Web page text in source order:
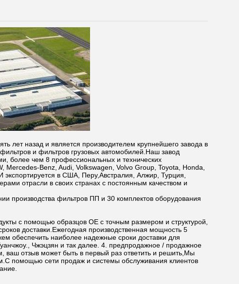
лет назад и является производителем крупнейшего завода в
и фильтров грузовых автомобилей.Наш завод
более чем 8 профессиональных и технических
Benz, Audi, Volkswagen, Volvo Group, Toyota, Honda,
в США, Перу,Австралия, Алжир, Турция,
отрасли в своих странах с постоянным качеством и
производства фильтров ПП и 30 комплектов оборудования
с помощью образцов OE с точным размером и структурой,
доставки.Ежегодная производственная мощность 5
обеспечить наиболее надежные сроки доставки для
Чжэцзян и так далее. 4. предпродажное / продажное
ваш отзыв может быть в первый раз ответить и решить,Мы
помощью сети продаж и системы обслуживания клиентов